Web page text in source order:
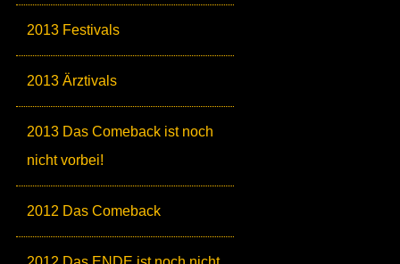
2013 Festivals
2013 Ärztivals
2013 Das Comeback ist noch
nicht vorbei!
2012 Das Comeback